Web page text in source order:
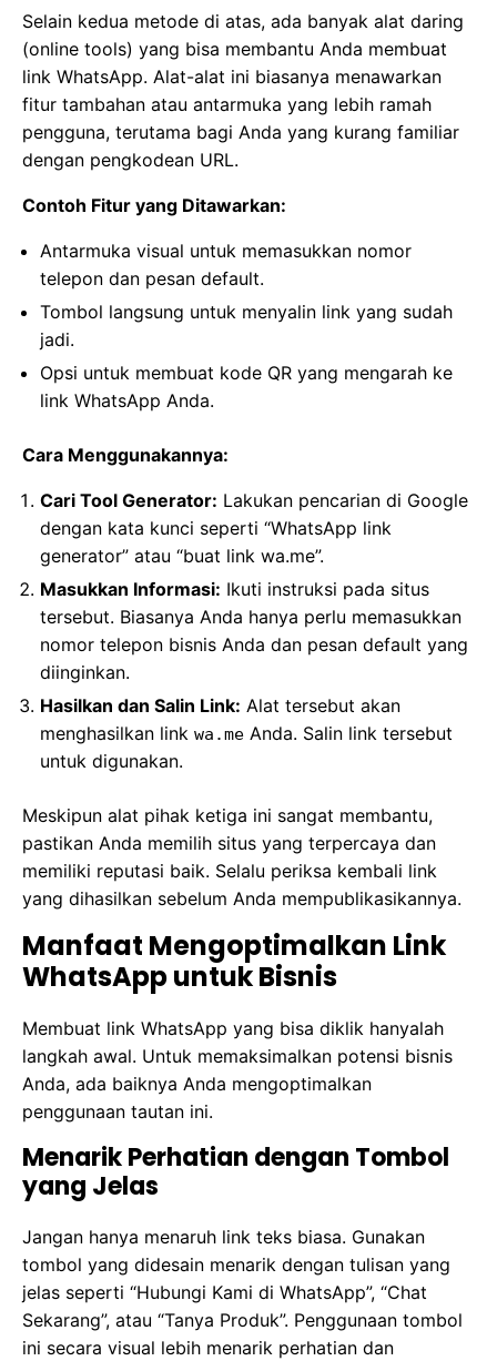
Selain kedua metode di atas, ada banyak alat daring
(online tools) yang bisa membantu Anda membuat
link WhatsApp. Alat-alat ini biasanya menawarkan
fitur tambahan atau antarmuka yang lebih ramah
pengguna, terutama bagi Anda yang kurang familiar
dengan pengkodean URL.
Contoh Fitur yang Ditawarkan:
Antarmuka visual untuk memasukkan nomor
telepon dan pesan default.
Tombol langsung untuk menyalin link yang sudah
jadi.
Opsi untuk membuat kode QR yang mengarah ke
link WhatsApp Anda.
Cara Menggunakannya:
Cari Tool Generator: Lakukan pencarian di Google
dengan kata kunci seperti “WhatsApp link
generator” atau “buat link wa.me”.
Masukkan Informasi: Ikuti instruksi pada situs
tersebut. Biasanya Anda hanya perlu memasukkan
nomor telepon bisnis Anda dan pesan default yang
diinginkan.
Hasilkan dan Salin Link: Alat tersebut akan
menghasilkan link wa.me Anda. Salin link tersebut
untuk digunakan.
Meskipun alat pihak ketiga ini sangat membantu,
pastikan Anda memilih situs yang terpercaya dan
memiliki reputasi baik. Selalu periksa kembali link
yang dihasilkan sebelum Anda mempublikasikannya.
Manfaat Mengoptimalkan Link
WhatsApp untuk Bisnis
Membuat link WhatsApp yang bisa diklik hanyalah
langkah awal. Untuk memaksimalkan potensi bisnis
Anda, ada baiknya Anda mengoptimalkan
penggunaan tautan ini.
Menarik Perhatian dengan Tombol
yang Jelas
Jangan hanya menaruh link teks biasa. Gunakan
tombol yang didesain menarik dengan tulisan yang
jelas seperti “Hubungi Kami di WhatsApp”, “Chat
Sekarang”, atau “Tanya Produk”. Penggunaan tombol
ini secara visual lebih menarik perhatian dan